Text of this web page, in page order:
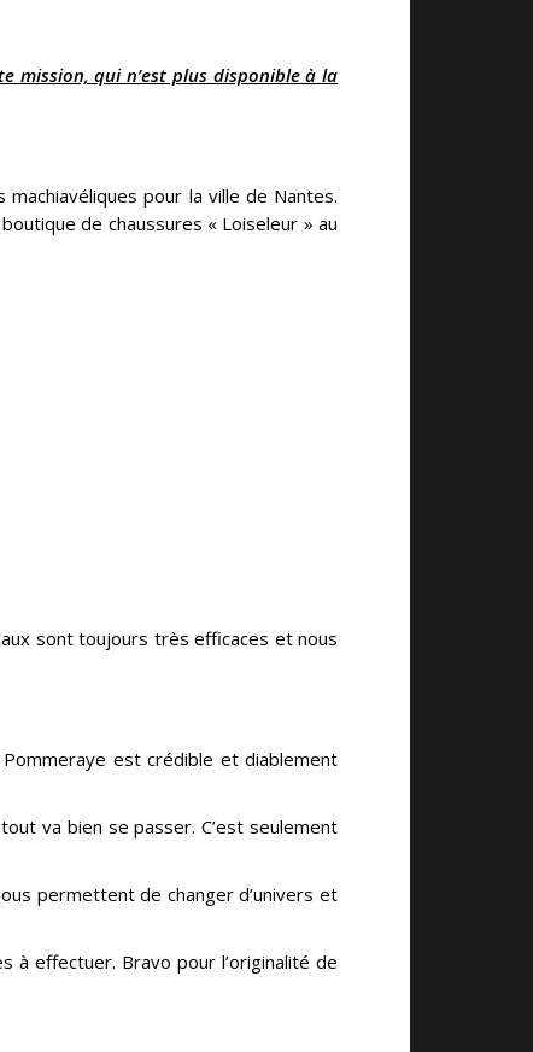
mission, qui n’est plus disponible à la
pour la ville de Nantes.
de chaussures « Loiseleur » au
sont toujours très efficaces et nous
est crédible et diablement
va bien se passer. C’est seulement
permettent de changer d’univers et
à effectuer. Bravo pour l’originalité de